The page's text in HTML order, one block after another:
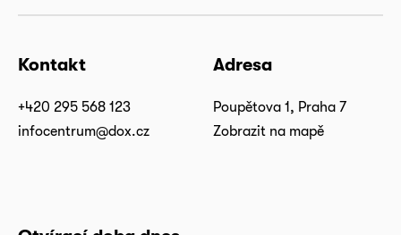
Kontakt
+420 295 568 123
infocentrum@dox.cz
Adresa
Poupětova 1, Praha 7
Zobrazit na mapě